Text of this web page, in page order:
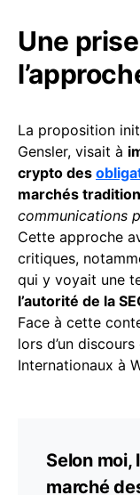
Une
La proposition
Gensler, visait à
crypto des
marchés
communications
Cette approche
critiques,
qui y voyait une
l’autorité de la
Face à cette
lors d’un
Internationaux à
Selon moi,
marché